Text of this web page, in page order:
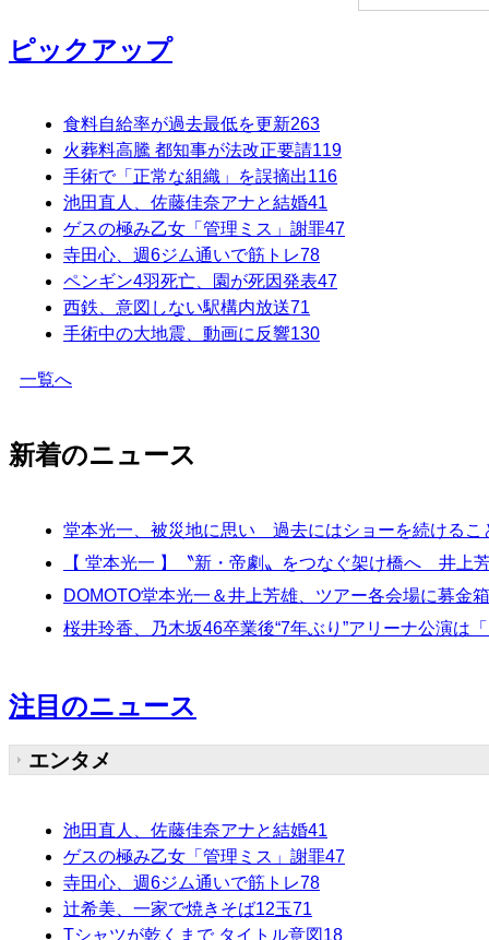
ピックアップ
食料自給率が過去最低を更新263
火葬料高騰 都知事が法改正要請119
手術で「正常な組織」を誤摘出116
池田直人、佐藤佳奈アナと結婚41
ゲスの極み乙女「管理ミス」謝罪47
寺田心、週6ジム通いで筋トレ78
ペンギン4羽死亡、園が死因発表47
西鉄、意図しない駅構内放送71
手術中の大地震、動画に反響130
一覧へ
新着のニュース
堂本光一、被災地に思い 過去にはショーを続ける
【 堂本光一 】〝新・帝劇〟をつなぐ架け橋へ 井
DOMOTO堂本光一＆井上芳雄、ツアー各会場に募金
桜井玲香、乃木坂46卒業後“7年ぶり”アリーナ公演は
注目のニュース
エンタメ
池田直人、佐藤佳奈アナと結婚41
ゲスの極み乙女「管理ミス」謝罪47
寺田心、週6ジム通いで筋トレ78
辻希美、一家で焼きそば12玉71
Tシャツが乾くまで タイトル意図 18